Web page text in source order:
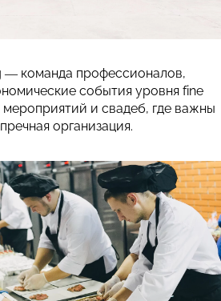
— команда профессионалов,
события уровня fine
мероприятий и свадеб, где важны
организация.